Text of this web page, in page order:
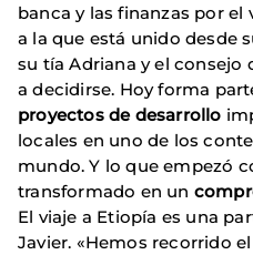
banca y las finanzas por
a la que está unido desde
su tía Adriana y el consejo
a decidirse. Hoy forma
proyectos de desarrollo
locales en uno de los
mundo. Y lo que empezó
transformado en un
El viaje a Etiopía es una
Javier. «Hemos recorrido